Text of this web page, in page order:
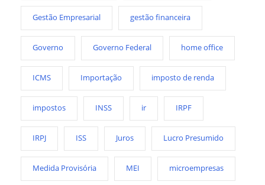
Gestão Empresarial gestão financeira
Governo Governo Federal home office
ICMS Importação imposto de renda
impostos INSS ir IRPF
IRPJ ISS Juros Lucro Presumido
Medida Provisória MEI microempresas